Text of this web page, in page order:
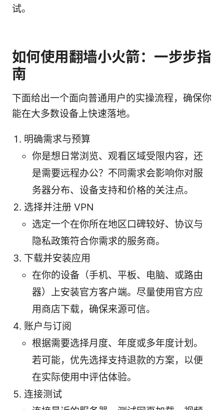
试。
如何使用翻墙小火箭：一步步指
南
下面给出一个面向普通用户的实操流程，确保你
能在大多数设备上快速落地。
明确需求与预算
你是想日常浏览、观看区域受限内容，还
是需要远程办公？不同需求会影响你对服
务器分布、设备支持和价格的关注点。
选择并注册 VPN
选定一个在你所在地区口碑较好、协议与
隐私政策符合你需求的服务商。
下载并安装应用
在你的设备（手机、平板、电脑、或路由
器）上安装官方客户端。尽量使用官方应
用商店下载，确保来源可信。
账户与订阅
根据需要选择月度、年度或多年度计划。
若可能，优先选择支持退款的方案，以便
在实际使用中评估体验。
连接测试